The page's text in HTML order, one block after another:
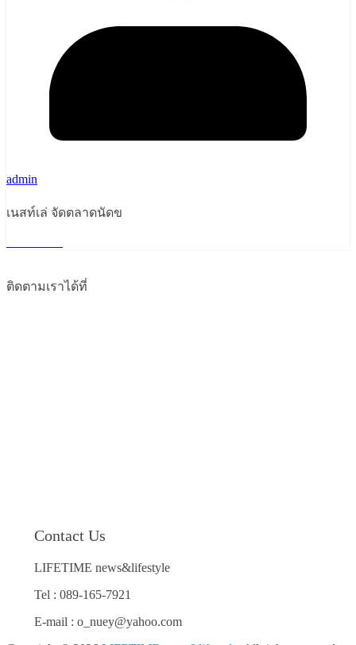
admin
เนสท์เล่ จัดตลาดนัดข
ติดตามเราได้ที่
Contact Us
LIFETIME news&lifestyle
Tel : 089-165-7921
E-mail : o_nuey@yahoo.com